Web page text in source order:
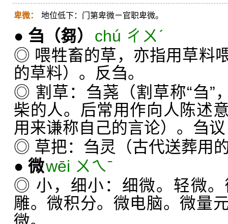
卑微： 地位低下：门第卑微ㄧ官职卑微。
● 刍 （芻）
chú ㄔㄨˊ
◎ 喂牲畜的草，亦指用草料
的草料）。反刍。
◎ 割草：刍荛（割草称“刍”
柴的人。后常用作向人陈述
用来谦称自己的言论）。刍议
◎ 草把：刍灵（古代送葬用
● 微wēi ㄨㄟˉ
◎ 小，细小：细微。轻微
雕。微积分。微电脑。微量